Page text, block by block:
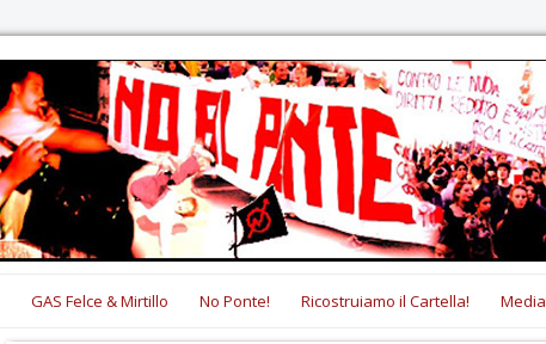
GAS Felce & Mirtillo No Ponte! Ricostruiamo il Cartella!